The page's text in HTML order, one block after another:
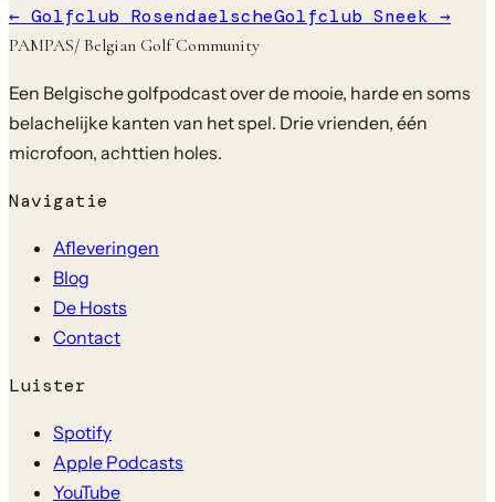
← Golfclub RosendaelscheGolfclub Sneek →
PAMPAS/ Belgian Golf Community
Een Belgische golfpodcast over de mooie, harde en soms
belachelijke kanten van het spel. Drie vrienden, één
microfoon, achttien holes.
Navigatie
Afleveringen
Blog
De Hosts
Contact
Luister
Spotify
Apple Podcasts
YouTube